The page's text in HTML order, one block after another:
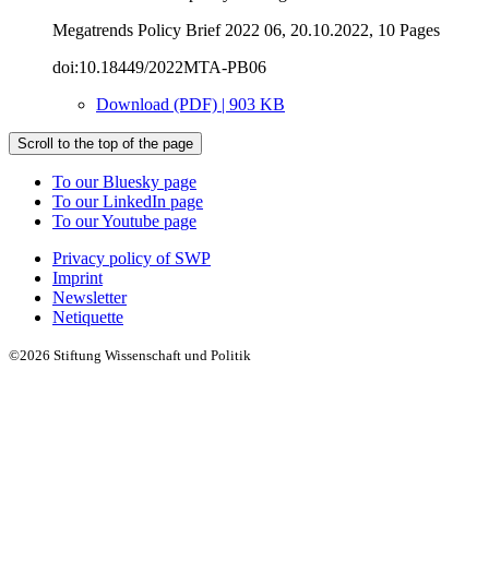
Megatrends Policy Brief 2022 06, 20.10.2022, 10 Pages
doi:10.18449/2022MTA-PB06
Download (PDF) | 903 KB
Scroll to the top of the page
To our Bluesky page
To our LinkedIn page
To our Youtube page
Privacy policy of SWP
Imprint
Newsletter
Netiquette
©2026 Stiftung Wissenschaft und Politik